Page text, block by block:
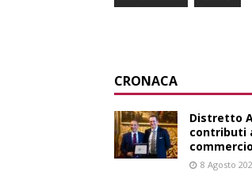
CRONACA
Distretto
contributi
commercio
8 Agosto